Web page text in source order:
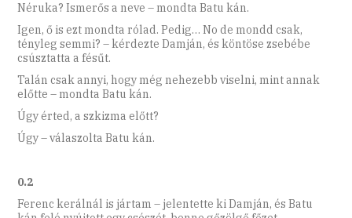
Néruka? Ismerős a neve – mondta Batu kán.
Igen, ő is ezt mondta rólad. Pedig… No de mondd csak,
tényleg semmi? – kérdezte Damján, és köntöse zsebébe
csúsztatta a fésűt.
Talán csak annyi, hogy még nehezebb viselni, mint annak
előtte – mondta Batu kán.
Úgy érted, a szkizma előtt?
Úgy – válaszolta Batu kán.
0.2
Ferenc kerálnál is jártam – jelentette ki Damján, és Batu